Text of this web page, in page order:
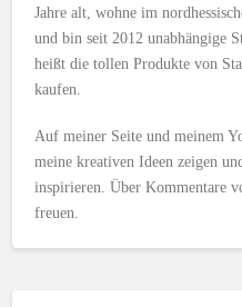
Jahre alt, wohne im
und bin seit 2012 unabhängige
heißt die tollen Produkte von
kaufen.
Auf meiner Seite und meinem
meine kreativen Ideen zeigen
inspirieren. Über Kommentare
freuen.